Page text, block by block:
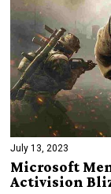
July 13, 2023
Microsoft
Activision